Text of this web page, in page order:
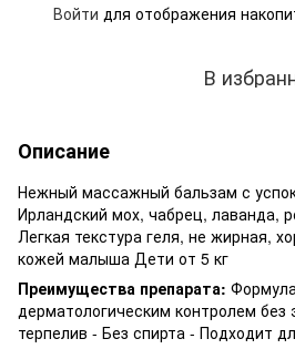
Войти для отображения
В
Описание
Нежный массажный бальзам с
Ирландский мох, чабрец, лаванда,
Легкая текстура геля, не жирная,
кожей малыша Дети от 5 кг
Преимущества препарата:
дерматологическим контролем
терпелив - Без спирта - Подходит